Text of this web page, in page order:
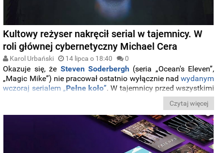
Kultowy reżyser nakręcił serial w tajemnicy. W
roli głównej cybernetyczny Michael Cera
Karol Urbański 14 lipca o 18:40 0
Okazuje się, że Steven Soderbergh(seria „Ocean's Eleven”,
„Magic Mike”) nie pracował ostatnio wyłącznie nadwydanym
wczoraj serialem „Pełne koło”. W tajemnicy przed wszystkimi
serial science
”, który od poniedziałku będzie do
zobaczenia na jegostronie internetowej.
Czytaj więcej